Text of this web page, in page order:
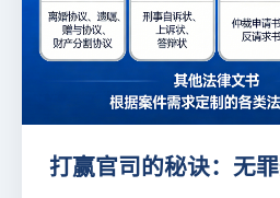
打赢官司的秘诀：无